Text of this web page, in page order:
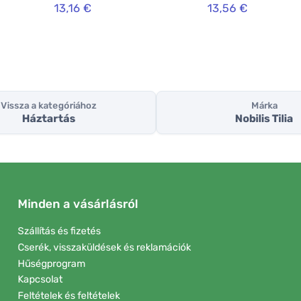
13,16 € 13,56 €
Vissza a kategóriához
Háztartás
Márka
Nobilis Tilia
Minden a vásárlásról
Szállítás és fizetés
Cserék, visszaküldések és reklamációk
Hűségprogram
Kapcsolat
Feltételek és feltételek